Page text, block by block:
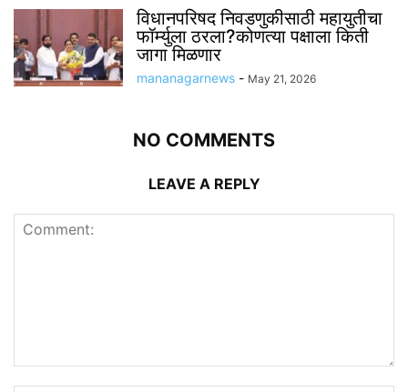
विधानपरिषद निवडणुकीसाठी महायुतीचा
फॉर्म्युला ठरला?कोणत्या पक्षाला किती
जागा मिळणार
mananagarnews - May 21, 2026
NO COMMENTS
LEAVE A REPLY